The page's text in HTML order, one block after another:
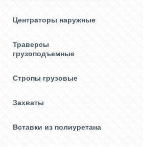
Центраторы наружные
Траверсы
грузоподъемные
Стропы грузовые
Захваты
Вставки из полиуретана